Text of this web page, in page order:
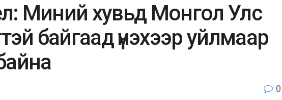
Миний хувьд Монгол Улс
байгаад үнэхээр уйлмаар
0